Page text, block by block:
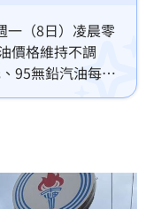
一（8日）凌晨零
價格維持不調
95無鉛汽油每公
超級柴油每公升